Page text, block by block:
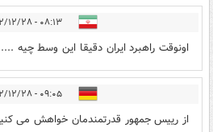
۰۸:۱۳ - ۱۴۰۲/۱۲/۲۸
اونوقت راهبرد ایران دقیقا این وسط چیه ....
۰۹:۰۵ - ۱۴۰۲/۱۲/۲۸
از رییس جمهور قدرتمندمان خواهش می